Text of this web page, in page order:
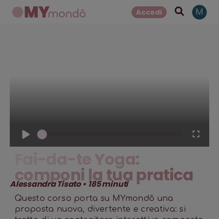
Accedi M
Fai-da-te Yoga:
componi la tua pratica
Alessandra Tisato• 185minuti
Questo corso porta su MYmondō una
proposta nuova, divertente e creativa: si